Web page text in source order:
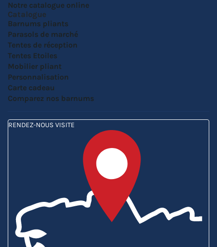
Notre catalogue online
Catalogue
Barnums pliants
Parasols de marché
Tentes de réception
Tentes Etoiles
Mobilier pliant
Personnalisation
Carte cadeau
Comparez nos barnums
RENDEZ-NOUS VISITE